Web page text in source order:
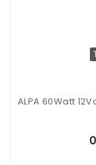
ALPA 60Watt